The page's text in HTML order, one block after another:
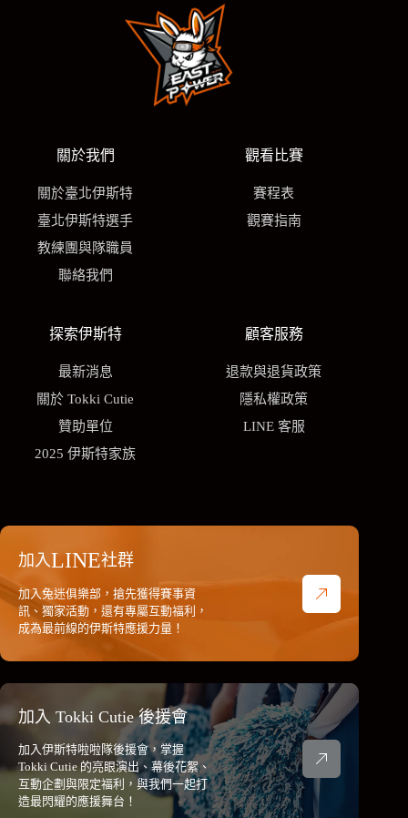
關於我們
關於臺北伊斯特
臺北伊斯特選手
教練團與隊職員
聯絡我們
觀看比賽
賽程表
觀賽指南
探索伊斯特
最新消息
關於 Tokki Cutie
贊助單位
2025 伊斯特家族
顧客服務
退款與退貨政策
隱私權政策
LINE 客服
加入LINE社群
加入兔迷俱樂部，搶先獲得賽事資
訊、獨家活動，還有專屬互動福利，
成為最前線的伊斯特應援力量！
加入 Tokki Cutie 後援會
加入伊斯特啦啦隊後援會，掌握
Tokki Cutie 的亮眼演出、幕後花絮、
互動企劃與限定福利，與我們一起打
造最閃耀的應援舞台！